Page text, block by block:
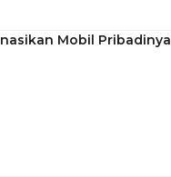
Mobil Pribadinya